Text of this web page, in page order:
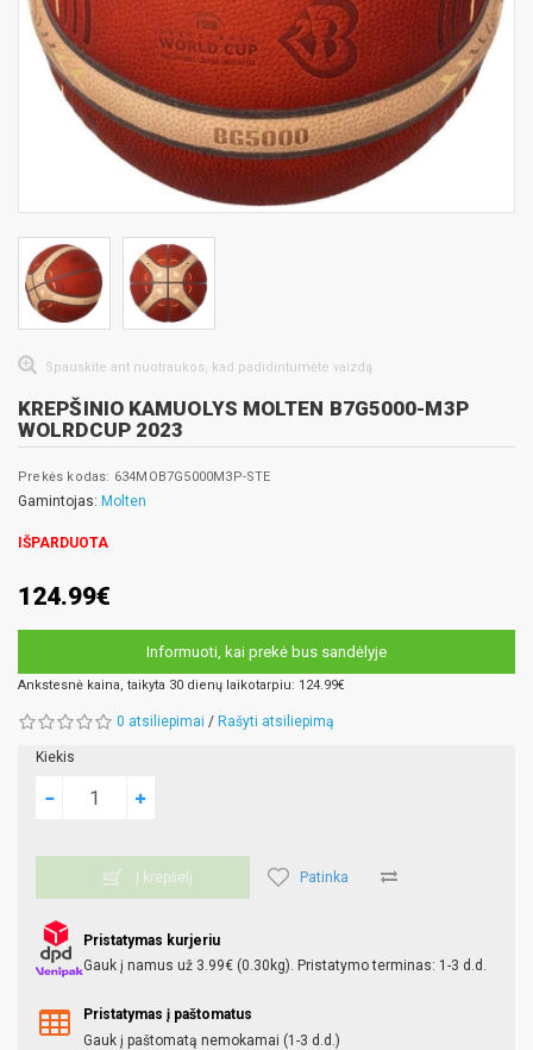
Spauskite ant nuotraukos, kad padidintumėte vaizdą
KREPŠINIO KAMUOLYS MOLTEN B7G5000-M3P
WOLRDCUP 2023
Prekės kodas: 634MOB7G5000M3P-STE
Gamintojas: Molten
IŠPARDUOTA
124.99€
Informuoti, kai prekė bus sandėlyje
Ankstesnė kaina, taikyta 30 dienų laikotarpiu: 124.99€
0 atsiliepimai / Rašyti atsiliepimą
Kiekis
Į krepšelį Patinka
Pristatymas kurjeriu
Gauk į namus už 3.99€ (0.30kg). Pristatymo terminas: 1-3 d.d.
Pristatymas į paštomatus
Gauk į paštomatą nemokamai (1-3 d.d.)